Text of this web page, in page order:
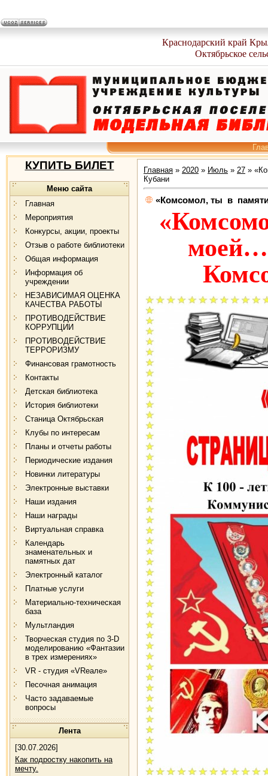
Краснодарский край
Октябрьское
КУПИТЬ БИЛЕТ
Меню сайта
Главная
Мероприятия
Конкурсы, акции, проекты
Отзыв о работе библиотеки
Общая информация
Информация об
учреждении
НЕЗАВИСИМАЯ ОЦЕНКА
КАЧЕСТВА РАБОТЫ
ПРОТИВОДЕЙСТВИЕ
КОРРУПЦИИ
ПРОТИВОДЕЙСТВИЕ
ТЕРРОРИЗМУ
Финансовая грамотность
Контакты
Детская библиотека
История библиотеки
Станица Октябрьская
Клубы по интересам
Планы и отчеты работы
Периодические издания
Новинки литературы
Электронные выставки
Наши издания
Наши награды
Виртуальная справка
Календарь
знаменательных и
памятных дат
Электронный каталог
Платные услуги
Материально-техническая
база
Мультландия
Творческая студия по 3-D
моделированию «Фантазии
в трех измерениях»
VR - студия «VRеале»
Песочная анимация
Часто задаваемые
вопросы
Лента
[30.07.2026]
Как подростку накопить на
мечту.
Главная » 2020 » Июль » 27 »
Кубани
«Комсомол, ты в